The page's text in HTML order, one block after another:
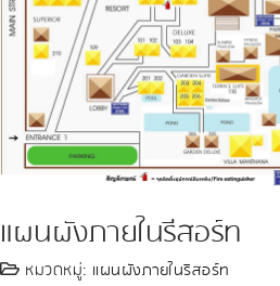
แผนผังภายในรีสอร์ท
หมวดหมู่: แผนผังภายในรีสอร์ท